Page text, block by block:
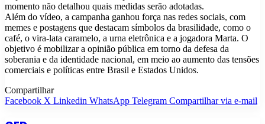
momento não detalhou quais medidas serão adotadas.
Além do vídeo, a campanha ganhou força nas redes sociais, com
memes e postagens que destacam símbolos da brasilidade, como o
café, o vira-lata caramelo, a urna eletrônica e a jogadora Marta. O
objetivo é mobilizar a opinião pública em torno da defesa da
soberania e da identidade nacional, em meio ao aumento das tensões
comerciais e políticas entre Brasil e Estados Unidos.
Compartilhar
Facebook X Linkedin WhatsApp Telegram Compartilhar via e-mail